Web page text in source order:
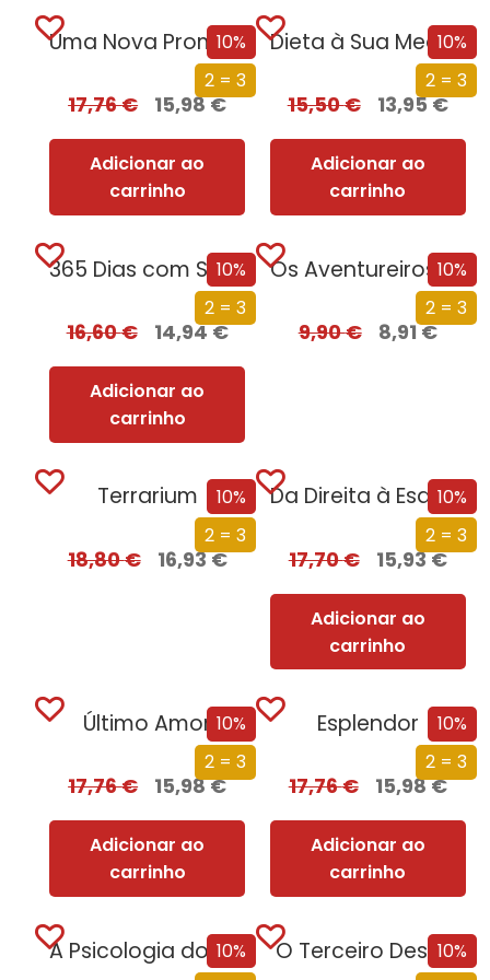
10%
2 = 3
Uma Nova Promessa
17,76€ 15,98€
Adicionar ao
carrinho
10%
2 = 3
Dieta à Sua Medida
15,50€ 13,95€
Adicionar ao
carrinho
10%
2 = 3
365 Dias com Saúde
16,60€ 14,94€
Adicionar ao
carrinho
10%
2 = 3
Os Aventureiros – Na Serra da Estrela
9,90€ 8,91€
10%
2 = 3
Terrarium
18,80€ 16,93€
10%
2 = 3
Da Direita à Esquerda
17,70€ 15,93€
Adicionar ao
carrinho
10%
2 = 3
Último Amor
17,76€ 15,98€
Adicionar ao
carrinho
10%
2 = 3
Esplendor
17,76€ 15,98€
Adicionar ao
carrinho
10%
A Psicologia do Amor
10%
O Terceiro Desejo